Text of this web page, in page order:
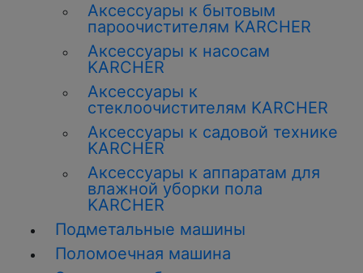
Аксессуары к бытовым
пароочистителям KARCHER
Аксессуары к насосам
KARCHER
Аксессуары к
стеклоочистителям KARCHER
Аксессуары к садовой технике
KARCHER
Аксессуары к аппаратам для
влажной уборки пола
KARCHER
Подметальные машины
Поломоечная машина